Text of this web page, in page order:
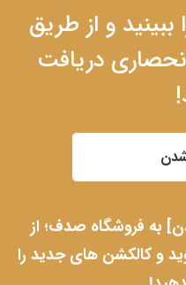
و از طریق
دریافت
به فروشگاه صدف؛ از
و کالکشن های جدید را